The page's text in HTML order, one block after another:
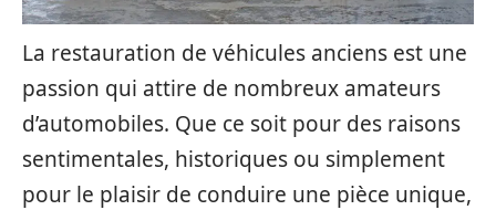
La restauration de véhicules anciens est une
passion qui attire de nombreux amateurs
d’automobiles. Que ce soit pour des raisons
sentimentales, historiques ou simplement
pour le plaisir de conduire une pièce unique,